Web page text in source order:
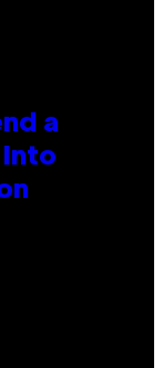
a
Into